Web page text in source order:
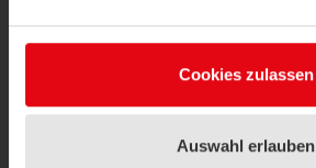
Cookies zulassen
Auswahl erlauben